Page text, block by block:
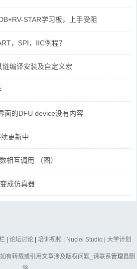
STAR学习板，上手受阻
，SPI，IIC例程？
链编译安装及自定义宏
面的DFU device没有内容
更新中......
相互调用 （图）
成仿真器
| 论坛讨论 | 培训视频 | Nuclei Studio | 大学计划
有转载或引用文章涉及版权问题_请联系管理员删